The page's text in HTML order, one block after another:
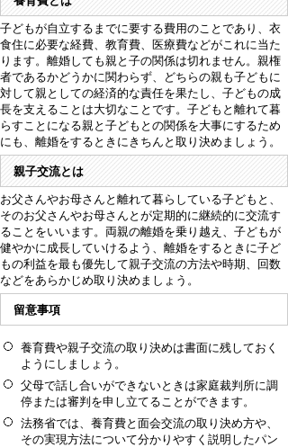
子どもが自立するまでに要する費用のことであり、衣
食住に必要な経費、教育費、医療費などがこれに当た
ります。離婚しても親と子の関係は切れません。親権
者であるかどうかに関わらず、どちらの親も子どもに
対して親としての経済的な責任を果たし、子どもの成
長を支えることは大切なことです。子どもと離れて暮
らすことになる親と子どもとの関係を大事にするため
にも、離婚をするときにきちんと取り決めましょう。
親子交流とは
お父さんやお母さんと離れて暮らしている子どもと、
そのお父さんやお母さんとが定期的に継続的に交流す
ることをいいます。両親の離婚を乗り越え、子どもが
健やかに成長していけるよう、離婚をするときに子ど
もの利益を最も優先して親子交流の方法や時期、回数
などをあらかじめ取り決めましょう。
留意事項
養育費や親子交流の取り決めは書面に残しておく
ようにしましょう。
父母で話し合いができないときは家庭裁判所に調
停または審判を申し立てることができます。
法務省では、養育費と面会交流の取り決め方や、
その実現方法について分かりやすく説明したパン